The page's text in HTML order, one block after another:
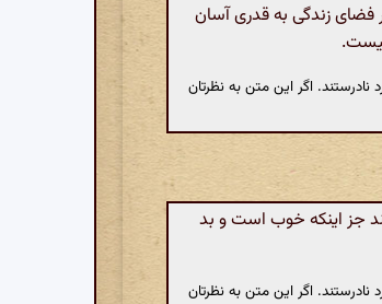
زندگی به قدری آسان
اگر این متن به نظرتان
جز اینکه خوب است و بد
اگر این متن به نظرتان